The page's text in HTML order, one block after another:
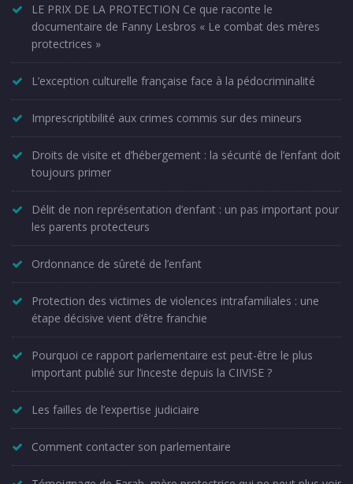
LE PRIX DE LA PROTECTION Ce que raconte le
documentaire de Fanny Lesbros « Le combat des mères
protectrices »
L’exception culturelle française face à la pédocriminalité
Imprescriptibilité aux crimes commis sur des mineurs
Droits de visite et d’hébergement : la sécurité de l’enfant doit
toujours primer
Délit de non représentation d’enfant : un pas important pour
les parents protecteurs
Ordonnance de sûreté de l’enfant
Protection des victimes de violences intrafamiliales : une
étape décisive vient d’être franchie
Pourquoi ce rapport parlementaire est peut-être le plus
important publié sur l’inceste depuis la CIIVISE ?
Les failles de l’expertise judiciaire
Comment contacter son parlementaire